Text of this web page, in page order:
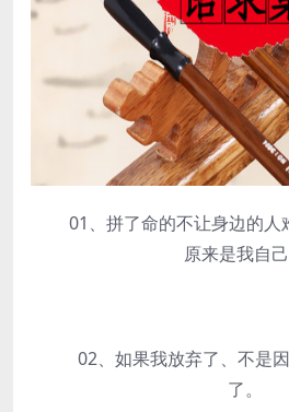
01、拼了命的不让身边的人
原来是我自己
02、如果我放弃了、不是因
了。